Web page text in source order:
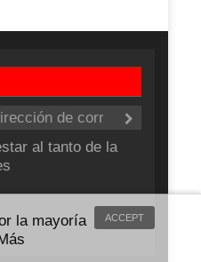
al tanto de la
ACCEPT
la mayoría